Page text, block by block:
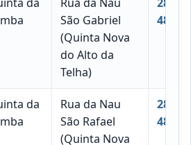
São Gabriel
(Quinta Nova
do Alto da
Telha)
488
da
Rua da Nau
São Rafael
(Quinta Nova
2830-
489